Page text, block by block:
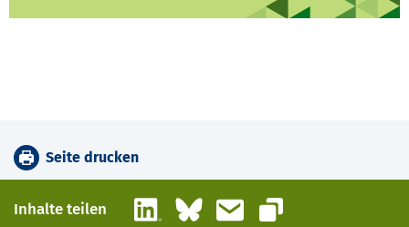
Seite drucken
Inhalte teilen LinkedInBlueskyE-Mail
Link kopieren